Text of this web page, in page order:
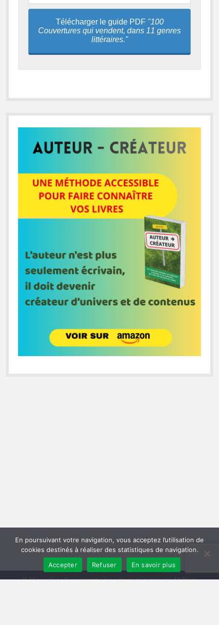
Télécharger le guide PDF "100
Couvertures qui vendent, dans 11 genres
littéraires."
Publiersonlivre.fr accompagne les auteurs et les maisons d'édition
En poursuivant votre navigation, vous acceptez l’utilisation de
cookies destinés à réaliser des statistiques de navigation.
Accepter
Refuser En savoir plus